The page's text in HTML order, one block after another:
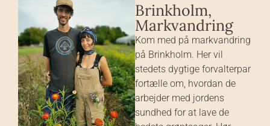
Brinkholm,
Markvandring
Kom med på markvandring
på Brinkholm. Her vil
stedets dygtige forvalterpar
fortælle om, hvordan de
arbejder med jordens
sundhed for at lave de